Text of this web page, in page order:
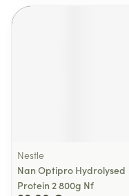
Nestle
Nan Optipro Hydrolysed
Protein 2 800g Nf